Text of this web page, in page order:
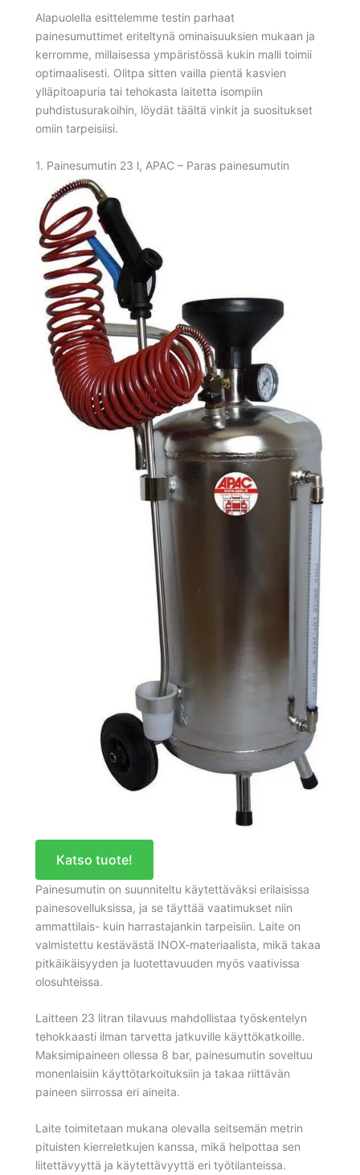
Alapuolella esittelemme testin parhaat
painesumuttimet eriteltynä ominaisuuksien mukaan ja
kerromme, millaisessa ympäristössä kukin malli toimii
optimaalisesti. Olitpa sitten vailla pientä kasvien
ylläpitoapuria tai tehokasta laitetta isompiin
puhdistusurakoihin, löydät täältä vinkit ja suositukset
omiin tarpeisiisi.
1. Painesumutin 23 l, APAC – Paras painesumutin
Katso tuote!
Painesumutin on suunniteltu käytettäväksi erilaisissa
painesovelluksissa, ja se täyttää vaatimukset niin
ammattilais- kuin harrastajankin tarpeisiin. Laite on
valmistettu kestävästä INOX-materiaalista, mikä takaa
pitkäikäisyyden ja luotettavuuden myös vaativissa
olosuhteissa.
Laitteen 23 litran tilavuus mahdollistaa työskentelyn
tehokkaasti ilman tarvetta jatkuville käyttökatkoille.
Maksimipaineen ollessa 8 bar, painesumutin soveltuu
monenlaisiin käyttötarkoituksiin ja takaa riittävän
paineen siirrossa eri aineita.
Laite toimitetaan mukana olevalla seitsemän metrin
pituisten kierreletkujen kanssa, mikä helpottaa sen
liitettävyyttä ja käytettävyyttä eri työtilanteissa.